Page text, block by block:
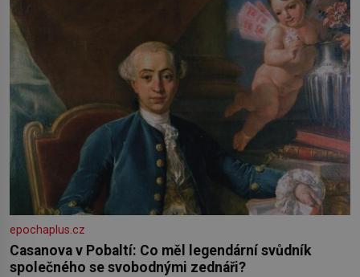
epochaplus.cz
Casanova v Pobaltí: Co měl legendární svůdník
společného se svobodnými zednáři?